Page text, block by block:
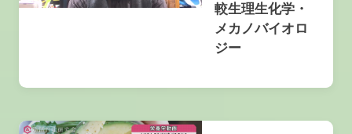
較生理生化学・
メカノバイオロ
ジー